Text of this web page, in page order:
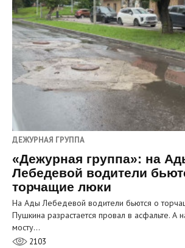
ДЕЖУРНАЯ ГРУППА
«Дежурная группа»: на
Лебедевой водители
торчащие люки
На Ады Лебедевой водители бьются о
Пушкина разрастается провал в асфальте. А
мосту…
2103